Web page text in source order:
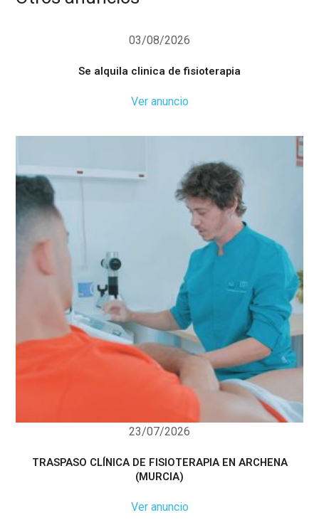
03/08/2026
Se alquila clinica de fisioterapia
Ver anuncio
23/07/2026
TRASPASO CLÍNICA DE FISIOTERAPIA EN ARCHENA
(MURCIA)
Ver anuncio